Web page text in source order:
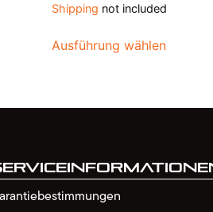
Shipping not included
Ausführung wählen